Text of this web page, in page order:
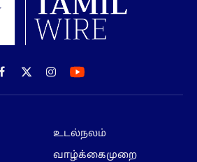
Facebook
X
(Twitter)
Instagram
உடல்நலம்
வாழ்க்கைமுறை